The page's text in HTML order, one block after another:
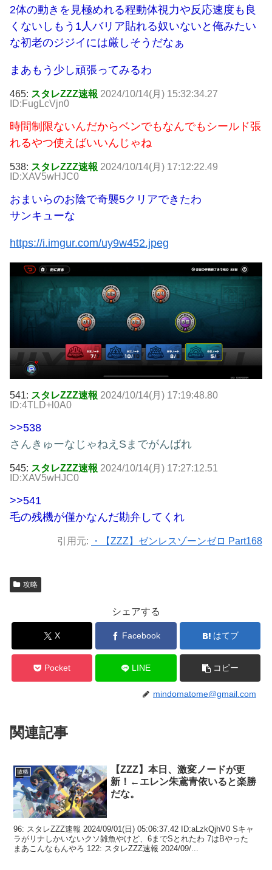
2体の動きを見極めれる程動体視力や反応速度も良
くないしもう1人バリア貼れる奴いないと俺みたい
な初老のジジイには厳しそうだなぁ
まあもう少し頑張ってみるわ
465: スタレZZZ速報 2024/10/14(月) 15:32:34.27
ID:FugLcVjn0
時間制限ないんだからベンでもなんでもシールド張
れるやつ使えばいいんじゃね
538: スタレZZZ速報 2024/10/14(月) 17:12:22.49
ID:XAV5wHJC0
おまいらのお陰で奇襲5クリアできたわ
サンキューな
https://i.imgur.com/uy9w452.jpeg
541: スタレZZZ速報 2024/10/14(月) 17:19:48.80
ID:4TLD+l0A0
>>538
さんきゅーなじゃねえSまでがんばれ
545: スタレZZZ速報 2024/10/14(月) 17:27:12.51
ID:XAV5wHJC0
>>541
毛の残機が僅かなんだ勘弁してくれ
引用元: ・【ZZZ】ゼンレスゾーンゼロ Part168
攻略
シェアする
X Facebook はてブ
Pocket LINE コピー
mindomatome@gmail.com
関連記事
攻略
【ZZZ】本日、激変ノードが更
新！←エレン朱鳶青依いると楽勝
だな。
96: スタレZZZ速報 2024/09/01(日) 05:06:37.42 ID:aLzkQjhV0 Sキャ
ラがリナしかいないクソ雑魚やけど、6までSとれたわ 7はBやった
まあこんなもんやろ 122: スタレZZZ速報 2024/09/...